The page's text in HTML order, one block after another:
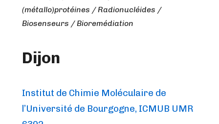
(métallo)protéines / Radionucléides /
Biosenseurs / Bioremédiation
Dijon
Institut de Chimie Moléculaire de
l’Université de Bourgogne, ICMUB UMR